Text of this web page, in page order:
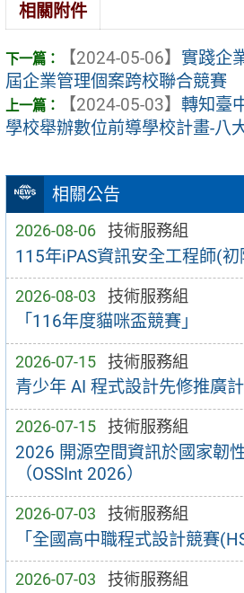
相關公告
2026-08-06 技術服務組
115年iPAS資訊安全工程師(
2026-08-03 技術服務組
「116年度貓咪盃競賽」
2026-07-15 技術服務組
青少年 AI 程式設計先修推廣
2026-07-15 技術服務組
2026 開源空間資訊於國家韌
（OSSInt 2026）
2026-07-03 技術服務組
「全國高中職程式設計競賽
2026-07-03 技術服務組
相關附件
【2024-05-06】 實踐企
屆企業管理個案跨校聯合競賽
【2024-05-03】 轉知臺
學校舉辦數位前導學校計畫-八